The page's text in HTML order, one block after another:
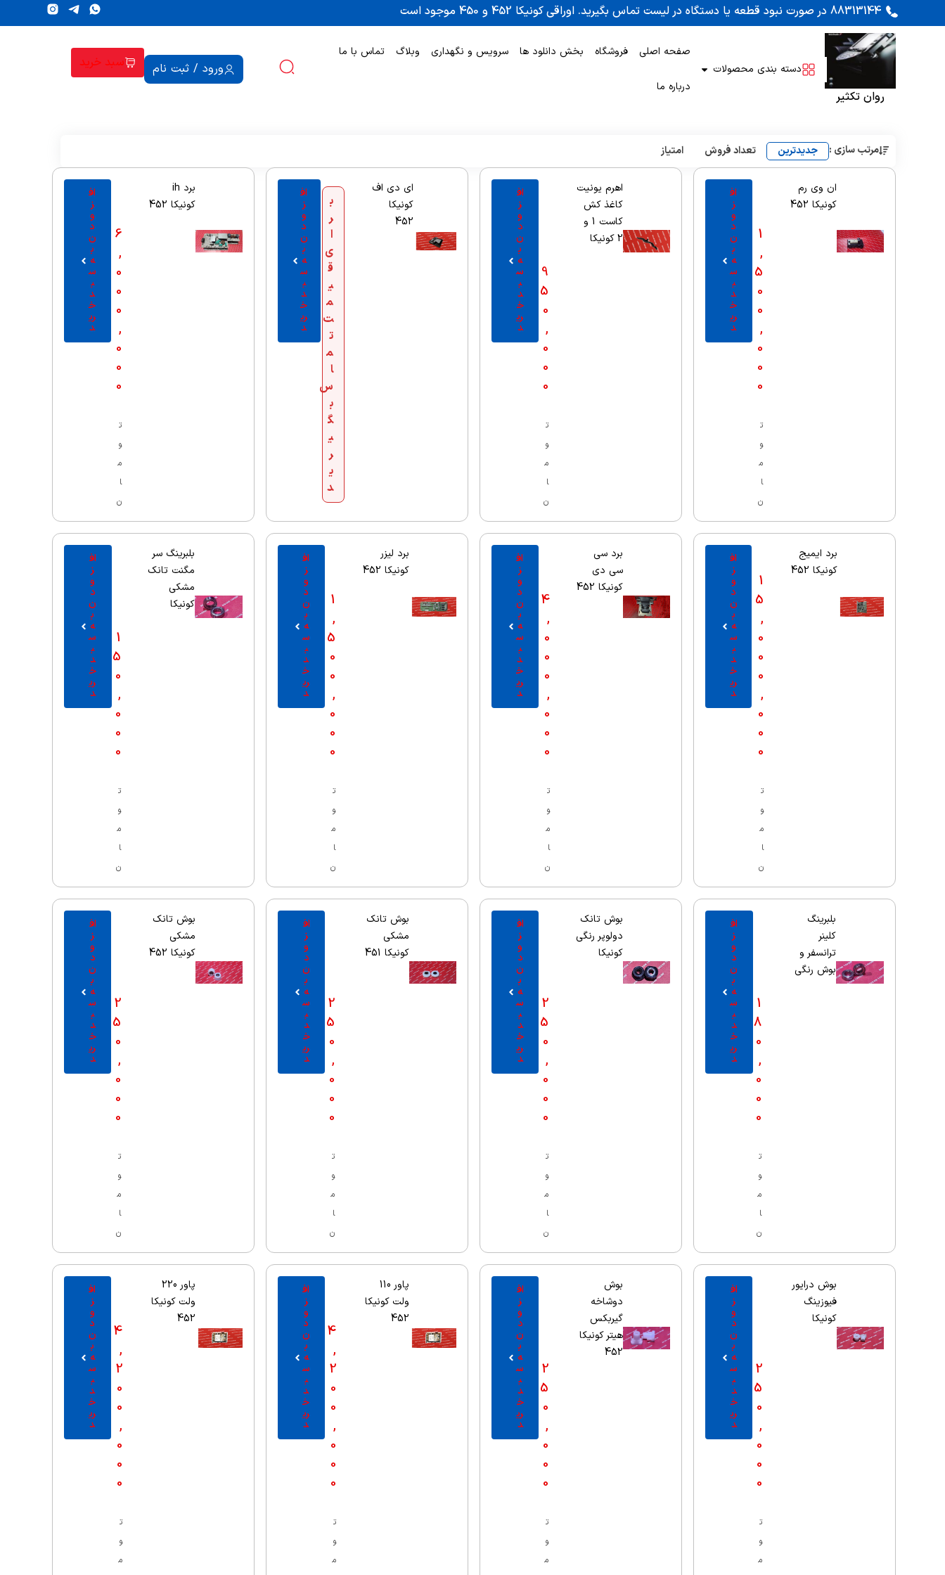
88313144 در صورت نبود قطعه یا دستگاه در لیست تماس بگیرید. اوراقی کونیکا 452 و 450 موجود است
روان تکثیر
دسته بندی محصولات
صفحه اصلی فروشگاه بخش دانلود ها سرویس و نگهداری وبلاگ تماس با ما
درباره ما
ورود / ثبت نام سبد خرید
مرتب سازی : جدیدترین تعداد فروش امتیاز
ان وی رم
کونیکا 452
1
,
5
0
0
,
0
0
0
ت
و
م
ا
ن
اف
ز
و
د
ن
ب
ه
س
ب
د
خ
ری
د
اهرم یونیت
کاغذ کش
کاست 1 و
2 کونیکا
9
5
0
,
0
0
0
ت
و
م
ا
ن
اف
ز
و
د
ن
ب
ه
س
ب
د
خ
ری
د
ای دی اف
کونیکا
452
ب
ر
ا
ی
ق
ی
م
ت
ت
م
ا
س
ب
گ
ی
ر
ی
د
اف
ز
و
د
ن
ب
ه
س
ب
د
خ
ری
د
برد ih
کونیکا 452
6
,
0
0
0
,
0
0
0
ت
و
م
ا
ن
اف
ز
و
د
ن
ب
ه
س
ب
د
خ
ری
د
برد ایمیج
کونیکا 452
1
5
,
0
0
0
,
0
0
0
ت
و
م
ا
ن
اف
ز
و
د
ن
ب
ه
س
ب
د
خ
ری
د
برد سی
سی دی
کونیکا 452
4
,
0
0
0
,
0
0
0
ت
و
م
ا
ن
اف
ز
و
د
ن
ب
ه
س
ب
د
خ
ری
د
برد لیزر
کونیکا 452
1
,
5
0
0
,
0
0
0
ت
و
م
ا
ن
اف
ز
و
د
ن
ب
ه
س
ب
د
خ
ری
د
بلبرینگ سر
مگنت تانک
مشکی
کونیکا
1
5
0
,
0
0
0
ت
و
م
ا
ن
اف
ز
و
د
ن
ب
ه
س
ب
د
خ
ری
د
بلبرینگ
کلینر
ترانسفر و
بوش رنگی
1
8
0
,
0
0
0
ت
و
م
ا
ن
اف
ز
و
د
ن
ب
ه
س
ب
د
خ
ری
د
بوش تانک
دولوپر رنگی
کونیکا
2
5
0
,
0
0
0
ت
و
م
ا
ن
اف
ز
و
د
ن
ب
ه
س
ب
د
خ
ری
د
بوش تانک
مشکی
کونیکا 451
2
5
0
,
0
0
0
ت
و
م
ا
ن
اف
ز
و
د
ن
ب
ه
س
ب
د
خ
ری
د
بوش تانک
مشکی
کونیکا 452
2
5
0
,
0
0
0
ت
و
م
ا
ن
اف
ز
و
د
ن
ب
ه
س
ب
د
خ
ری
د
بوش درایور
فیوزینگ
کونیکا
2
5
0
,
0
0
0
ت
و
م
اف
ز
و
د
ن
ب
ه
س
ب
د
خ
ری
د
بوش
دوشاخه
گیربکس
هیتر کونیکا
452
2
5
0
,
0
0
0
ت
و
م
اف
ز
و
د
ن
ب
ه
س
ب
د
خ
ری
د
پاور 110
ولت کونیکا
452
4
,
2
0
0
,
0
0
0
ت
و
م
اف
ز
و
د
ن
ب
ه
س
ب
د
خ
ری
د
پاور 220
ولت کونیکا
452
4
,
2
0
0
,
0
0
0
ت
و
م
اف
ز
و
د
ن
ب
ه
س
ب
د
خ
ری
د